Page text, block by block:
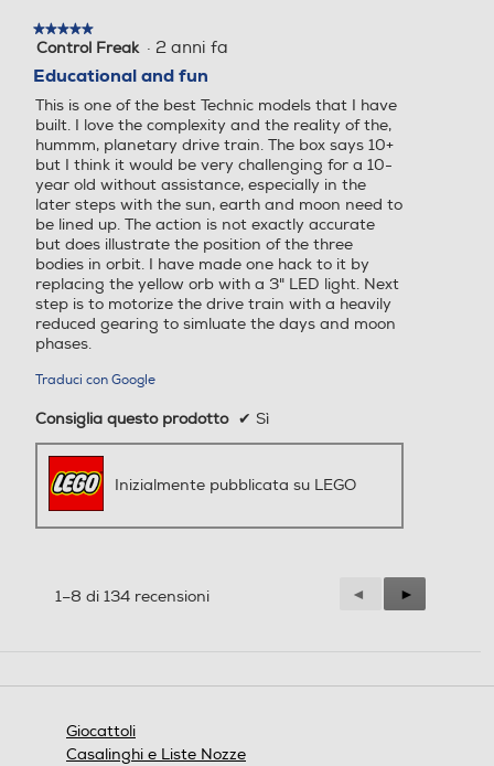
★★★★★
★★★★★
5
5
stelle.
Control Freak · 2 anni fa
Educational and fun
This is one of the best Technic models that I have
built. I love the complexity and the reality of the,
hummm, planetary drive train. The box says 10+
but I think it would be very challenging for a 10-
year old without assistance, especially in the
later steps with the sun, earth and moon need to
be lined up. The action is not exactly accurate
but does illustrate the position of the three
bodies in orbit. I have made one hack to it by
replacing the yellow orb with a 3" LED light. Next
step is to motorize the drive train with a heavily
reduced gearing to simluate the days and moon
phases.
Traduci con Google
Consiglia questo prodotto ✔ Sì
Inizialmente pubblicata su LEGO
1–8 di 134 recensioni
Precedente
Reviews
◄
Successiva
Reviews
►
Giocattoli
Casalinghi e Liste Nozze